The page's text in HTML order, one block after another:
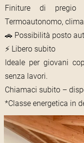
Finiture di
Termoautonomo,
🚗 Possibilità posto
⚡ Libero subito
Ideale per giovani
senza lavori.
Chiamaci subito –
*Classe energetica in